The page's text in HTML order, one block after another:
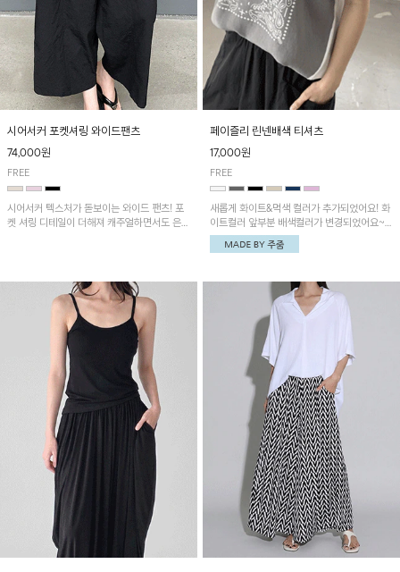
시어서커 포켓셔링 와이드팬츠
74,000원
FREE
시어서커 텍스처가 돋보이는 와이드 팬츠! 포
켓 셔링 디테일이 더해져 캐주얼하면서도 은은
아이템으로 활용하기 좋아요~
페이즐리 린넨배색 티셔츠
17,000원
FREE
새롭게 화이트&먹색 컬러가 추가되었어요! 화
이트컬러 앞부분 배색컬러가 변경되었어요~
중앙 린넨배색으로 유니크하면서 페이즐리 패
턴으로 감각적인 분위기를 연출이 가능한 티셔